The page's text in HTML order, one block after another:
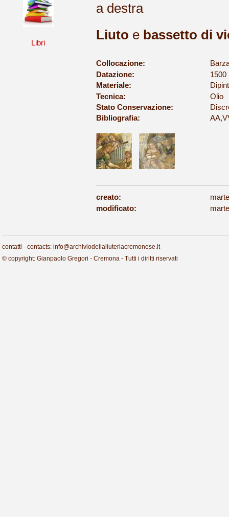
Libri
a destra
Liuto e bassetto di
Collocazione:
Datazione:
1500
Materiale:
Tecnica:
Olio
Stato Conservazione:
Bibliografia:
creato:
modificato:
contatti - contacts: info@archiviodellaliuteriacremonese.it
© copyright: Gianpaolo Gregori - Cremona - Tutti i diritti riservati